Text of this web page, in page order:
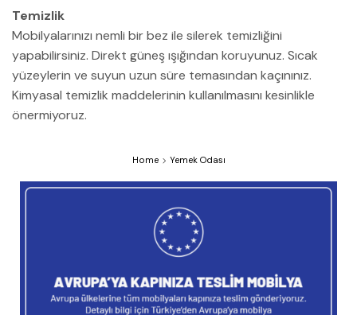
Temizlik
Mobilyalarınızı nemli bir bez ile silerek temizliğini
yapabilirsiniz. Direkt güneş ışığından koruyunuz. Sıcak
yüzeylerin ve suyun uzun süre temasından kaçınınız.
Kimyasal temizlik maddelerinin kullanılmasını kesinlikle
önermiyoruz.
Home Yemek Odası